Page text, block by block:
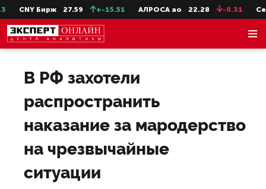
CNY Бирж 27.59 +-15.51 АЛРОСА ао 22.28 -0.31
В РФ захотели
распространить
наказание за мародерство
на чрезвычайные
ситуации